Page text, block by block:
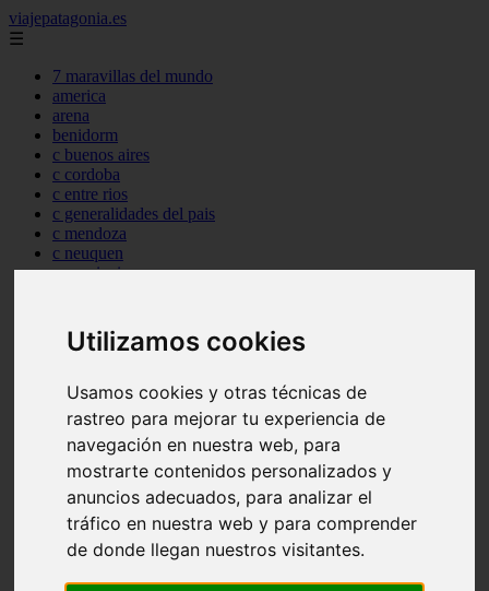
Utilizamos cookies
Usamos cookies y otras técnicas de
rastreo para mejorar tu experiencia de
navegación en nuestra web, para
mostrarte contenidos personalizados y
anuncios adecuados, para analizar el
tráfico en nuestra web y para comprender
de donde llegan nuestros visitantes.
viajepatagonia.es
☰
7 maravillas del mundo
america
arena
benidorm
c buenos aires
c cordoba
c entre rios
c generalidades del pais
c mendoza
c neuquen
c provincias
c tierra de fuego
c tucuman
carmen
category
destinos
gijon
lanzarote
monumentos
naturaleza
san